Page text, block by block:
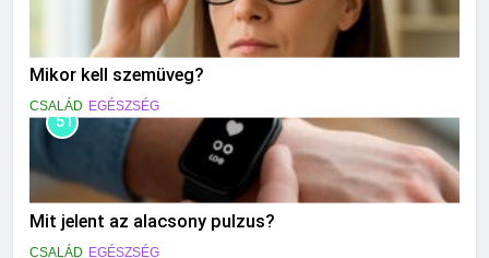
Mikor kell szemüveg?
CSALÁD EGÉSZSÉG
51
Mit jelent az alacsony pulzus?
CSALÁD EGÉSZSÉG